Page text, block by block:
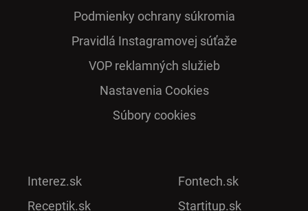
Podmienky ochrany súkromia
Pra­vidlá Ins­ta­gra­mo­vej sú­ťaže
VOP reklamných služieb
Nastavenia Cookies
Súbory cookies
Interez.sk
Receptik.sk
Fontech.sk
Startitup.sk